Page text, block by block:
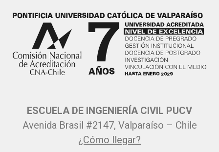
ESCUELA DE INGENIERÍA CIVIL PUCV
Avenida Brasil #2147, Valparaíso – Chile
¿Cómo llegar?